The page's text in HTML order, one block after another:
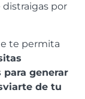
por
te permita
generar
de tu